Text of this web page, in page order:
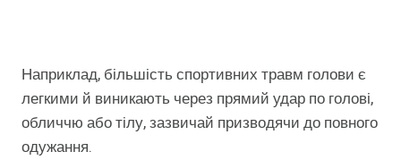
Наприклад, більшість спортивних травм голови є
легкими й виникають через прямий удар по голові,
обличчю або тілу, зазвичай призводячи до повного
одужання.